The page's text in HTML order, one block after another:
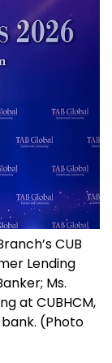
CUB
Lending
Ms.
at CUBHCM,
(Photo